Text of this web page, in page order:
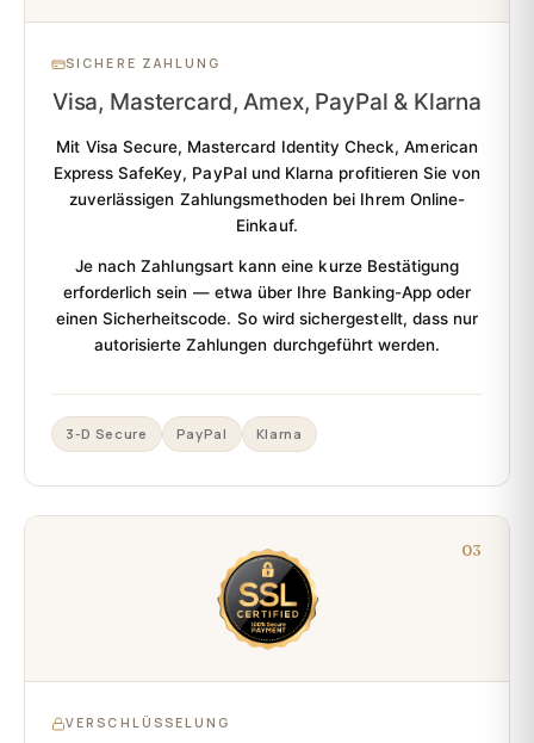
SICHERE ZAHLUNG
Visa, Mastercard, Amex, PayPal & Klarna
Mit Visa Secure, Mastercard Identity Check, American
Express SafeKey, PayPal und Klarna profitieren Sie von
zuverlässigen Zahlungsmethoden bei Ihrem Online-
Einkauf.
Je nach Zahlungsart kann eine kurze Bestätigung
erforderlich sein — etwa über Ihre Banking-App oder
einen Sicherheitscode. So wird sichergestellt, dass nur
autorisierte Zahlungen durchgeführt werden.
3-D Secure PayPal Klarna
03
VERSCHLÜSSELUNG